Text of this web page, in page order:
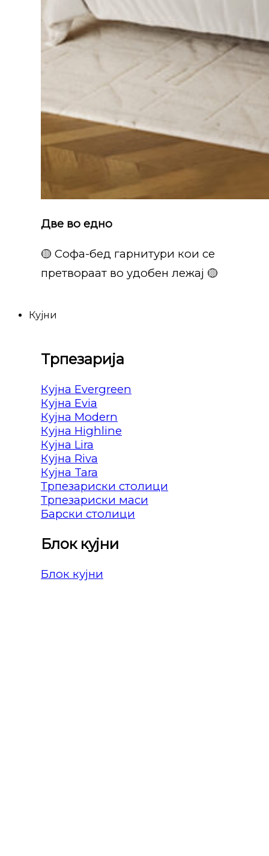
Две во едно
🟡 Софа-бед гарнитури кои се
претвораат во удобен лежај 🟡
Кујни
Трпезарија
Кујна Evergreen
Кујна Evia
Кујна Modern
Кујна Highline
Кујна Lira
Кујна Riva
Кујна Tara
Трпезариски столици
Трпезариски маси
Барски столици
Блок кујни
Блок кујни